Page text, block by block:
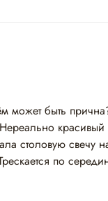
может быть
красивый
столовую свечу
по